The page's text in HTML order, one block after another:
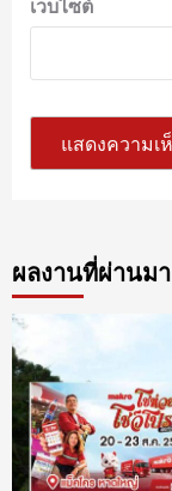
เว็บไซต์
ผลงานที่ผ่านมา